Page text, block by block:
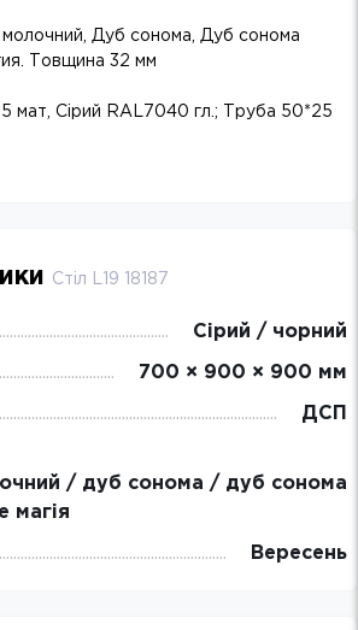
молочний, Дуб сонома, Дуб сонома
Товщина 32 мм
мат, Сірий RAL7040 гл.; Труба 50*25
Стіл L19 18187
Сірий / чорний
700 × 900 × 900 мм
ДСП
/ дуб сонома / дуб сонома
магія
Вересень